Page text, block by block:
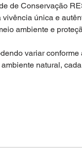
de Conservação
única e
ambiente e
variar
natural,